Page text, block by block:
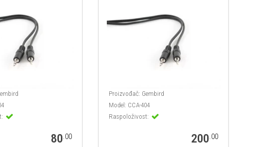
80.00
Proizvođač: Gembird
Model: CCA-404
Raspoloživost:
200.00